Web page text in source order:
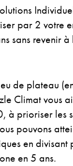
par 2 votre
sans revenir
de plateau
Climat vous
à prioriser les
pouvons
en divisant
en 5 ans.